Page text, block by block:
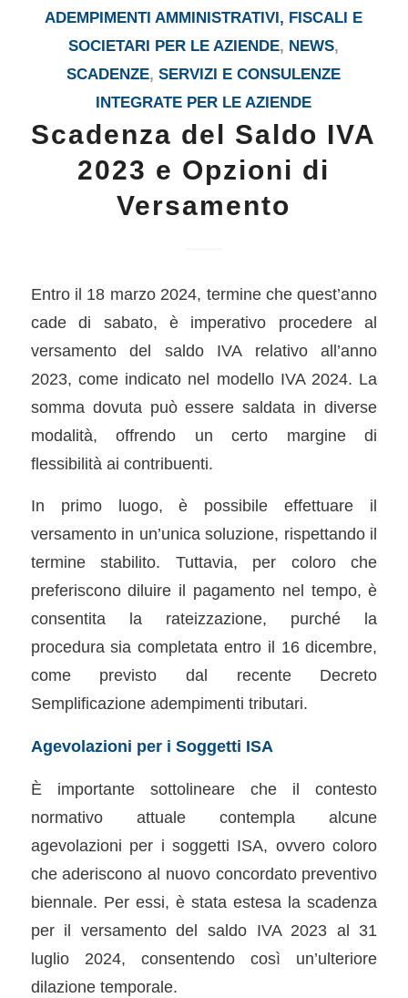
ADEMPIMENTI AMMINISTRATIVI, FISCALI E
SOCIETARI PER LE AZIENDE, NEWS,
SCADENZE,SERVIZI E CONSULENZE
INTEGRATE PER LE AZIENDE
Scadenza del Saldo IVA
2023 e Opzioni di
Versamento
Entro il 18 marzo 2024, termine che quest’anno
cade di sabato, è imperativo procedere al
versamento del saldo IVA relativo all’anno
2023, come indicato nel modello IVA 2024. La
somma dovuta può essere saldata in diverse
modalità, offrendo un certo margine di
flessibilità ai contribuenti.
In primo luogo, è possibile effettuare il
versamento in un’unica soluzione, rispettando il
termine stabilito. Tuttavia, per coloro che
preferiscono diluire il pagamento nel tempo, è
consentita la rateizzazione, purché la
procedura sia completata entro il 16 dicembre,
come previsto dal recente Decreto
Semplificazione adempimenti tributari.
Agevolazioni per i Soggetti ISA
È importante sottolineare che il contesto
normativo attuale contempla alcune
agevolazioni per i soggetti ISA, ovvero coloro
che aderiscono al nuovo concordato preventivo
biennale. Per essi, è stata estesa la scadenza
per il versamento del saldo IVA 2023 al 31
luglio 2024, consentendo così un’ulteriore
dilazione temporale.